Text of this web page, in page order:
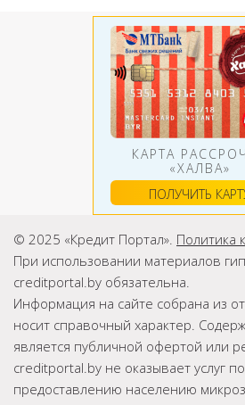
КАРТА
«ХАЛВА»
ПОЛУЧИТЬ
© 2025 «Кредит Портал». Политика
При использовании материалов
creditportal.by обязательна.
Информация на сайте собрана из
носит справочный характер.
является публичной офертой или
creditportal.by не оказывает услуг
предоставлению населению